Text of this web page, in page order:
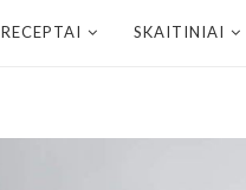
RECEPTAI SKAITINIAI